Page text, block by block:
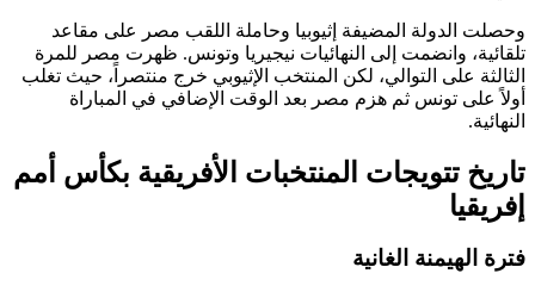
وحصلت الدولة المضيفة إثيوبيا وحاملة اللقب مصر على مقاعد
تلقائية، وانضمت إلى النهائيات نيجيريا وتونس. ظهرت مصر للمرة
الثالثة على التوالي، لكن المنتخب الإثيوبي خرج منتصراً، حيث تغلب
أولاً على تونس ثم هزم مصر بعد الوقت الإضافي في المباراة
النهائية.
تاريخ تتويجات المنتخبات الأفريقية بكأس أمم
إفريقيا
فترة الهيمنة الغانية